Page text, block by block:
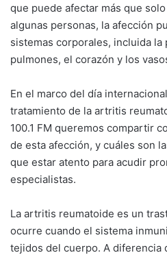
que puede afectar más que
algunas personas, la afección
sistemas corporales, incluida la
pulmones, el corazón y los
En el marco del día
tratamiento de la artritis
100.1 FM queremos compartir
de esta afección, y cuáles son
que estar atento para acudir
especialistas.
La artritis reumatoide es un
ocurre cuando el sistema
tejidos del cuerpo. A diferencia